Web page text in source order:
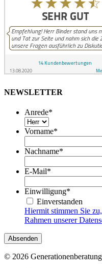
NEWSLETTER
Anrede*
Vorname*
Nachname*
E-Mail*
Einwilligung*
Einverstanden
Hiermit stimmen Sie
Rahmen unserer
© 2026